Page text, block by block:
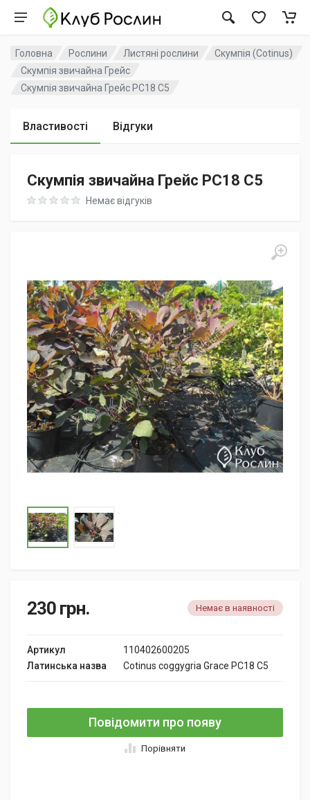
Головна Рослини Листяні рослини
Скумпія (Cotinus)
Скумпія звичайна Грейс
Скумпія звичайна Грейс PC18 C5
Властивості Відгуки
Скумпія звичайна Грейс PC18 C5
Rating: 0 out of 5Немає відгуків
230 грн. Немає в наявності
Артикул
110402600205
Латинська назва
Cotinus coggygria Grace PC18 C5
Повідомити про появу
Порівняти